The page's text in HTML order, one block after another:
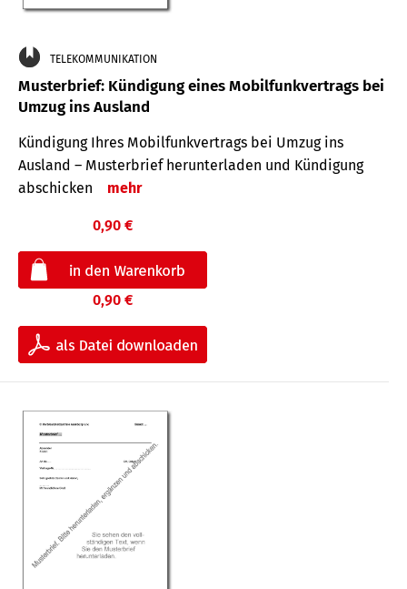
TELEKOMMUNIKATION
Musterbrief: Kündigung eines Mobilfunkvertrags bei
Umzug ins Ausland
Kündigung Ihres Mobilfunkvertrags bei Umzug ins
Ausland – Musterbrief herunterladen und Kündigung
abschicken
mehr
0,90 €
0,90 €